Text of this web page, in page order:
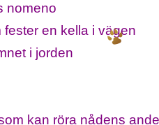
nomeno
en kella i vägen
i jorden
kan röra nådens ande